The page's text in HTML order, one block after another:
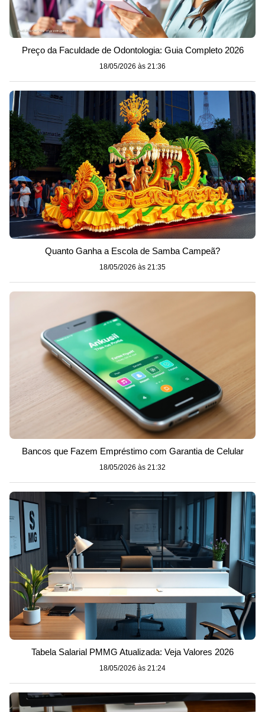
Preço da Faculdade de Odontologia: Guia Completo 2026
18/05/2026 às 21:36
Quanto Ganha a Escola de Samba Campeã?
18/05/2026 às 21:35
Bancos que Fazem Empréstimo com Garantia de Celular
18/05/2026 às 21:32
Tabela Salarial PMMG Atualizada: Veja Valores 2026
18/05/2026 às 21:24